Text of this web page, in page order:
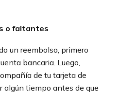
​​o faltantes
un reembolso, primero
bancaria. Luego,
de tu tarjeta de
algún tiempo antes de que